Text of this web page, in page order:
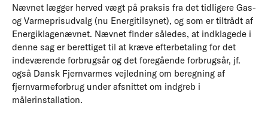
Nævnet lægger herved vægt på praksis fra det tidligere Gas-
og Varmeprisudvalg (nu Energitilsynet), og som er tiltrådt af
Energiklagenævnet. Nævnet finder således, at indklagede i
denne sag er berettiget til at kræve efterbetaling for det
indeværende forbrugsår og det foregående forbrugsår, jf.
også Dansk Fjernvarmes vejledning om beregning af
fjernvarmeforbrug under afsnittet om indgreb i
målerinstallation.